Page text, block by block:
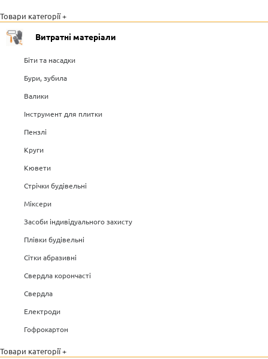
Товари категорії +
Витратні матеріали
Біти та насадки
Бури, зубила
Валики
Інструмент для плитки
Пензлі
Круги
Кювети
Стрічки будівельні
Міксери
Засоби індивідуального захисту
Плівки будівельні
Сітки абразивні
Свердла корончасті
Свердла
Електроди
Гофрокартон
Товари категорії +